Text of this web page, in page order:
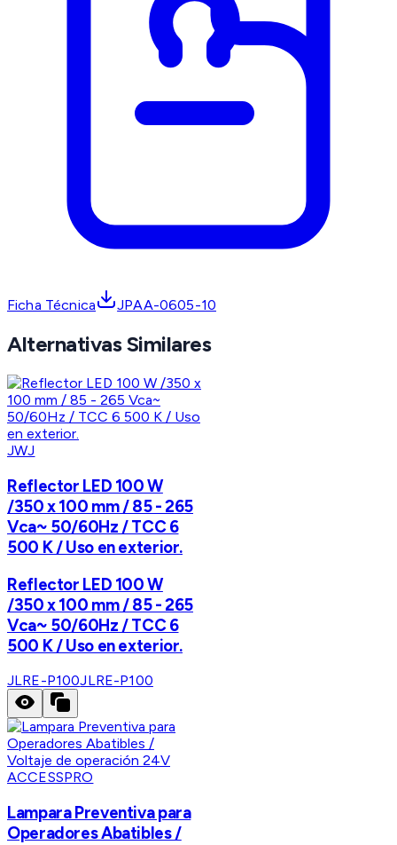
Ficha Técnica JPAA-0605-10
Alternativas Similares
JWJ
Reflector LED 100 W
/350 x 100 mm / 85 - 265
Vca~ 50/60Hz / TCC 6
500 K / Uso en exterior.
Reflector LED 100 W
/350 x 100 mm / 85 - 265
Vca~ 50/60Hz / TCC 6
500 K / Uso en exterior.
JLRE-P100JLRE-P100
ACCESSPRO
Lampara Preventiva para
Operadores Abatibles /